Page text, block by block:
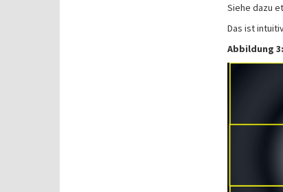
Siehe dazu
Das ist
Abbildung 3: